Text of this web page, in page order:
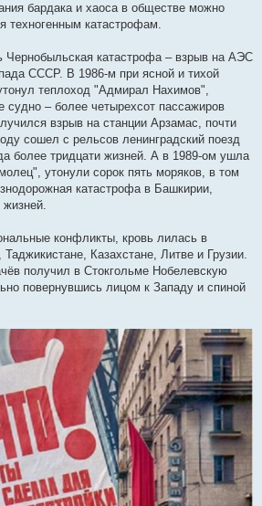
бардака и хаоса в обществе можно
техногенным катастрофам.
Чернобыльская катастрофа – взрыв на АЭС
СССР. В 1986-м при ясной и тихой
теплоход "Адмирал Нахимов",
судно – более четырехсот пассажиров
взрыв на станции Арзамас, почти
сошел с рельсов ленинградский поезд
более тридцати жизней. А в 1989-ом ушла
утонули сорок пять моряков, в том
катастрофа в Башкирии,
жизней.
конфликты, кровь лилась в
Казахстане, Литве и Грузии.
получил в Стокгольме Нобелевскую
повернувшись лицом к Западу и спиной